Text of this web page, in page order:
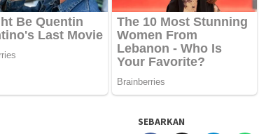
SEBARKAN